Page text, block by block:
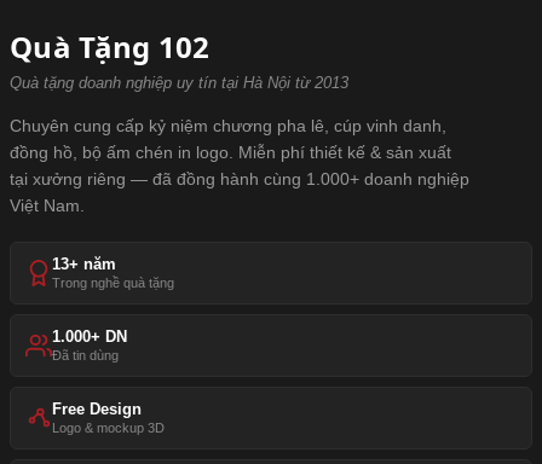
Quà Tặng 102
Quà tặng doanh nghiệp uy tín tại Hà Nội từ 2013
Chuyên cung cấp kỷ niệm chương pha lê, cúp vinh danh,
đồng hồ, bộ ấm chén in logo. Miễn phí thiết kế & sản xuất
tại xưởng riêng — đã đồng hành cùng 1.000+ doanh nghiệp
Việt Nam.
13+ năm
Trong nghề quà tặng
1.000+ DN
Đã tin dùng
Free Design
Logo & mockup 3D